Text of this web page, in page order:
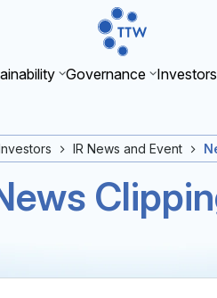
Governance Investors
IR News and Event